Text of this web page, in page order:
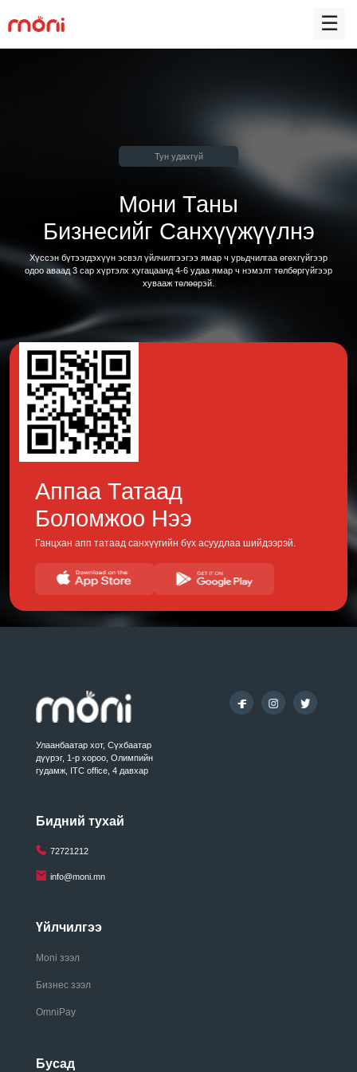
☰
Тун удахгүй
Мони Таны
Бизнесийг Санхүүжүүлнэ
Хүссэн бүтээгдэхүүн эсвэл үйлчилгээгээ ямар ч урьдчилгаа өгөхгүйгээр
одоо аваад 3 сар хүртэлх хугацаанд 4-6 удаа ямар ч нэмэлт төлбөргүйгээр
хувааж төлөөрэй.
Аппаа Татаад
Боломжоо Нээ
Ганцхан апп татаад санхүүгийн бүх асуудлаа шийдээрэй.
Улаанбаатар хот, Сүхбаатар
дүүрэг, 1-р хороо, Олимпийн
гудамж, ITC office, 4 давхар
Бидний тухай
72721212
info@moni.mn
Үйлчилгээ
Moni зээл
Бизнес зээл
OmniPay
Бусад